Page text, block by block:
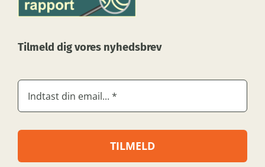
Tilmeld dig vores nyhedsbrev
TILMELD